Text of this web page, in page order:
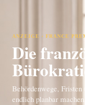
ANZEIGE · FRANCE
Die
Behördenwege, Fristen
endlich planbar machen.